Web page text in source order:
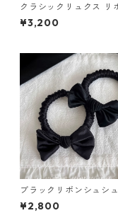
クラシックリュクス リ
ナナクリップ（２色）：
¥3,200
ブラックリボンシュシュ
セット）：660
¥2,800